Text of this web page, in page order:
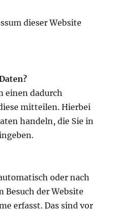
dieser Website
einen dadurch
mitteilen. Hierbei
handeln, die Sie in
oder nach
der Website
erfasst. Das sind vor